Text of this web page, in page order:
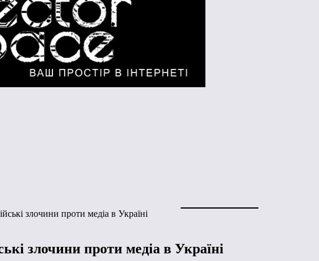
злочини проти медіа в Україні
злочини проти медіа в Україні